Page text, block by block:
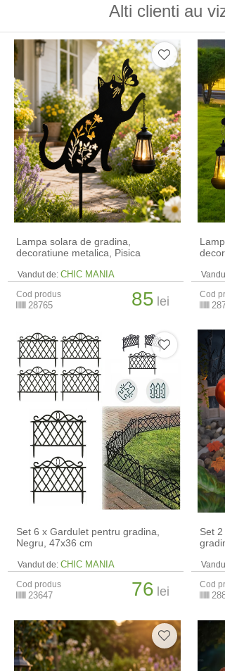
Alti clienti au
Lampa solara de gradina,
decoratiune metalica, Pisica
Vandut de: CHIC MANIA
Cod produs
28765 85 lei Cod
Set 6 x Gardulet pentru gradina,
Negru, 47x36 cm
Vandut de: CHIC MANIA
Cod produs
23647 76 lei
Set
Cod